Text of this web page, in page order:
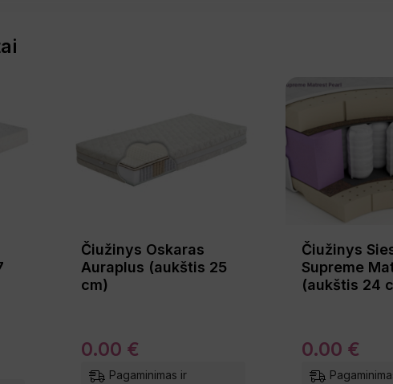
Čiužinys Oskaras
Auraplus (aukštis 25
cm)
0.00 €
Pagaminimas ir
Čiužinys
Supreme
(aukštis 24
0.00 €